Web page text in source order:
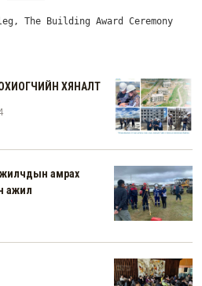
The Building Award Ceremony
ХЯНАЛТ
амрах
ажил